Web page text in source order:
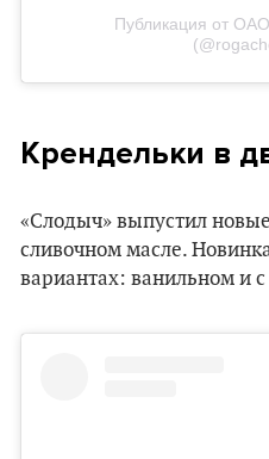
Публикация от
Крендельки в
«Слодыч» выпустил
сливочном масле.
вариантах: ванильном и